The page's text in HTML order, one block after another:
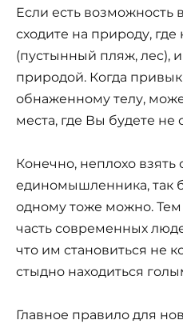
Если есть возможность
сходите на природу, где
(пустынный пляж, лес),
природой. Когда
обнаженному телу,
места, где Вы будете не
Конечно, неплохо взять
единомышленника, так
одному тоже можно.
часть современных
что им становиться не
стыдно находиться
Главное правило для